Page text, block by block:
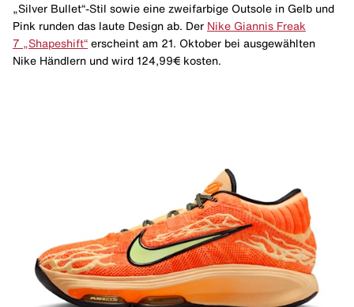
„Silver Bullet“-Stil sowie eine zweifarbige Outsole in Gelb und
Pink runden das laute Design ab. Der Nike Giannis Freak
7 „Shapeshift“ erscheint am 21. Oktober bei ausgewählten
Nike Händlern und wird 124,99€ kosten.